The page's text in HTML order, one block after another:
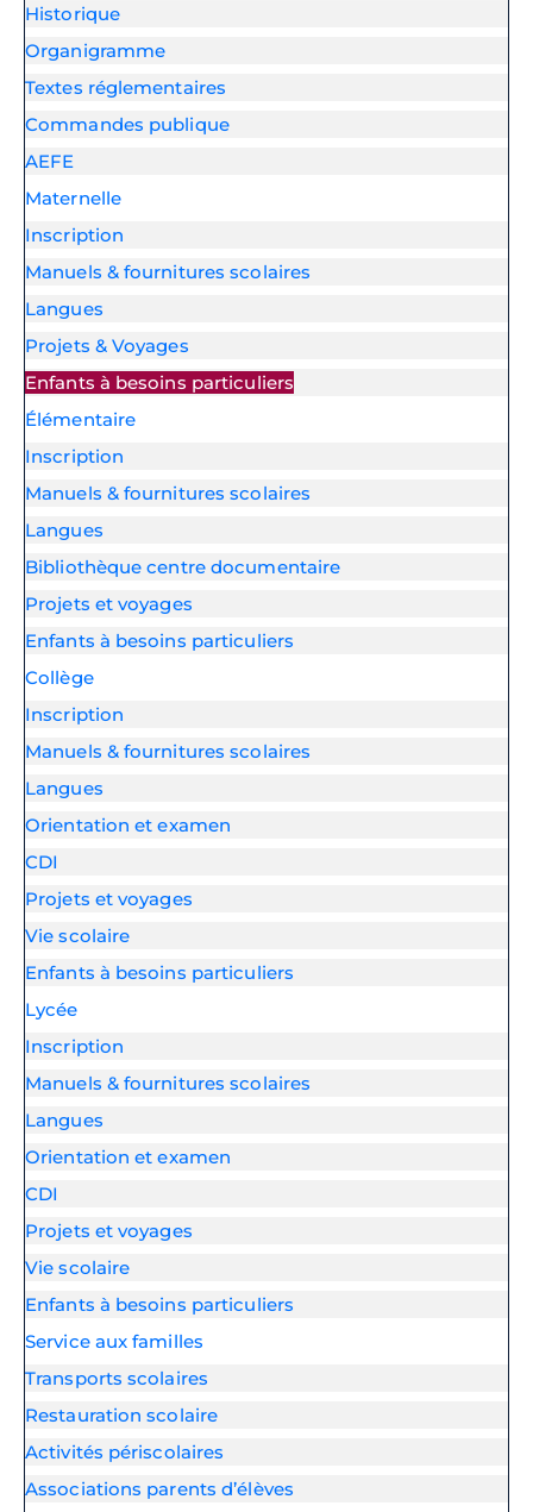
Historique
Organigramme
Textes réglementaires
Commandes publique
AEFE
Maternelle
Inscription
Manuels & fournitures scolaires
Langues
Projets & Voyages
Enfants à besoins particuliers
Élémentaire
Inscription
Manuels & fournitures scolaires
Langues
Bibliothèque centre documentaire
Projets et voyages
Enfants à besoins particuliers
Collège
Inscription
Manuels & fournitures scolaires
Langues
Orientation et examen
CDI
Projets et voyages
Vie scolaire
Enfants à besoins particuliers
Lycée
Inscription
Manuels & fournitures scolaires
Langues
Orientation et examen
CDI
Projets et voyages
Vie scolaire
Enfants à besoins particuliers
Service aux familles
Transports scolaires
Restauration scolaire
Activités périscolaires
Associations parents d’élèves